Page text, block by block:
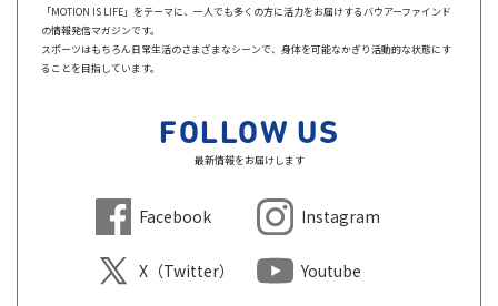
「MOTION IS LIFE」をテーマに、一人でも多くの方に活力をお届けするバウアーファインド
の情報発信マガジンです。
スポーツはもちろん日常生活のさまざまなシーンで、身体を可能なかぎり活動的な状態にす
ることを目指しています。
FOLLOW US
最新情報をお届けします
Facebook Instagram
X（Twitter） Youtube